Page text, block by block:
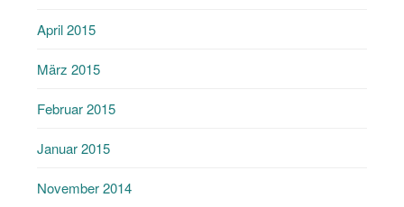
April 2015
März 2015
Februar 2015
Januar 2015
November 2014